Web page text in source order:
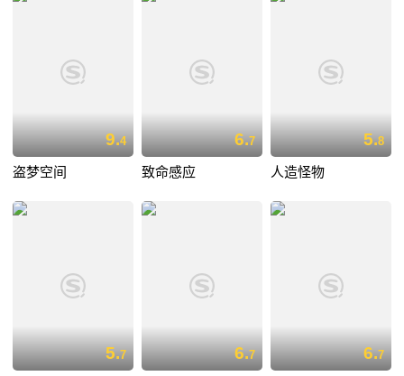
9.4
盗梦空间
6.7
致命感应
5.8
人造怪物
5.7 6.7 6.7